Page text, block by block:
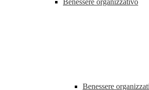
Benessere organizzativo
Benessere